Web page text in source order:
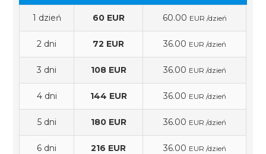
1 dzień 60 EUR 60.00 EUR /dzień
2 dni 72 EUR 36.00 EUR /dzień
3 dni 108 EUR 36.00 EUR /dzień
4 dni 144 EUR 36.00 EUR /dzień
5 dni 180 EUR 36.00 EUR /dzień
6 dni 216 EUR 36.00 EUR /dzień